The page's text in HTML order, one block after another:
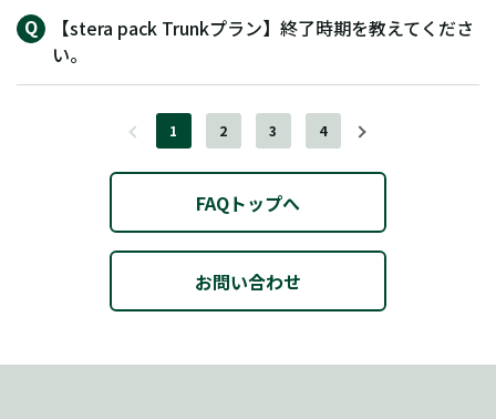
【stera pack Trunkプラン】終了時期を教えてくださ
い。
1 2 3 4
FAQトップへ
お問い合わせ